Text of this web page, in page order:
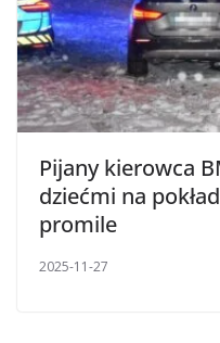
Pijany kierowca
dziećmi na
promile
2025-11-27